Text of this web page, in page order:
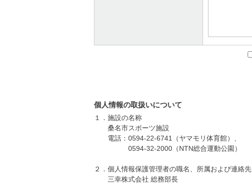
個人情報の取扱いについて
１．施設の名称
桑名市スポーツ施設
電話：0594-22-6741（ヤマモリ体育館）、
0594-32-2000（NTN総合運動公園）
２．個人情報保護管理者の職名、所属および連絡先
三幸株式会社 総務部長